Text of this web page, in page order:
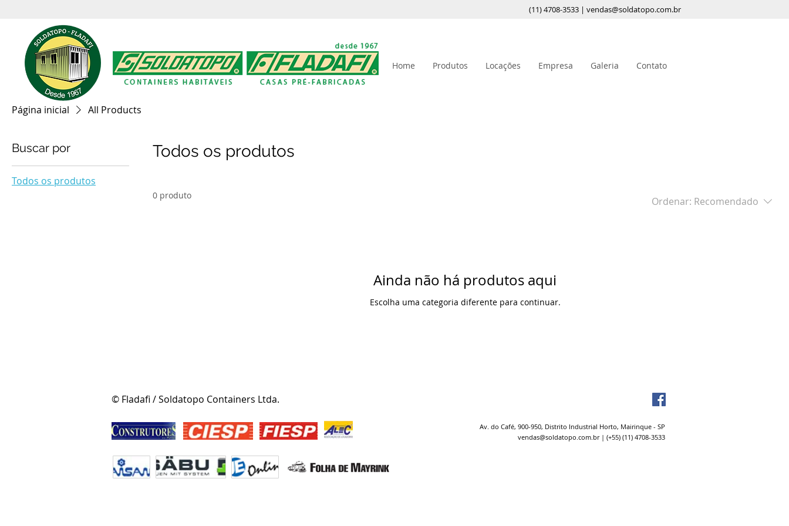
(11) 4708-3533 | vendas@soldatopo.com.br
Home Produtos Locações Empresa Galeria Contato
Página inicial All Products
Buscar por
Todos os produtos
Todos os produtos
0 produto Ordenar: Recomendado
Ainda não há produtos aqui
Escolha uma categoria diferente para continuar.
© Fladafi / Soldatopo Containers Ltda.
Av. do Café, 900-950, Distrito Industrial Horto, Mairinque - SP
vendas@soldatopo.com.br| (+55) (11) 4708-3533